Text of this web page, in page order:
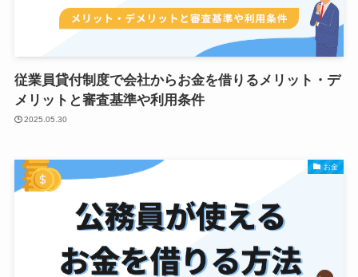
従業員貸付制度で会社からお金を借りるメリット・デ
メリットと審査基準や利用条件
2025.05.30
お金